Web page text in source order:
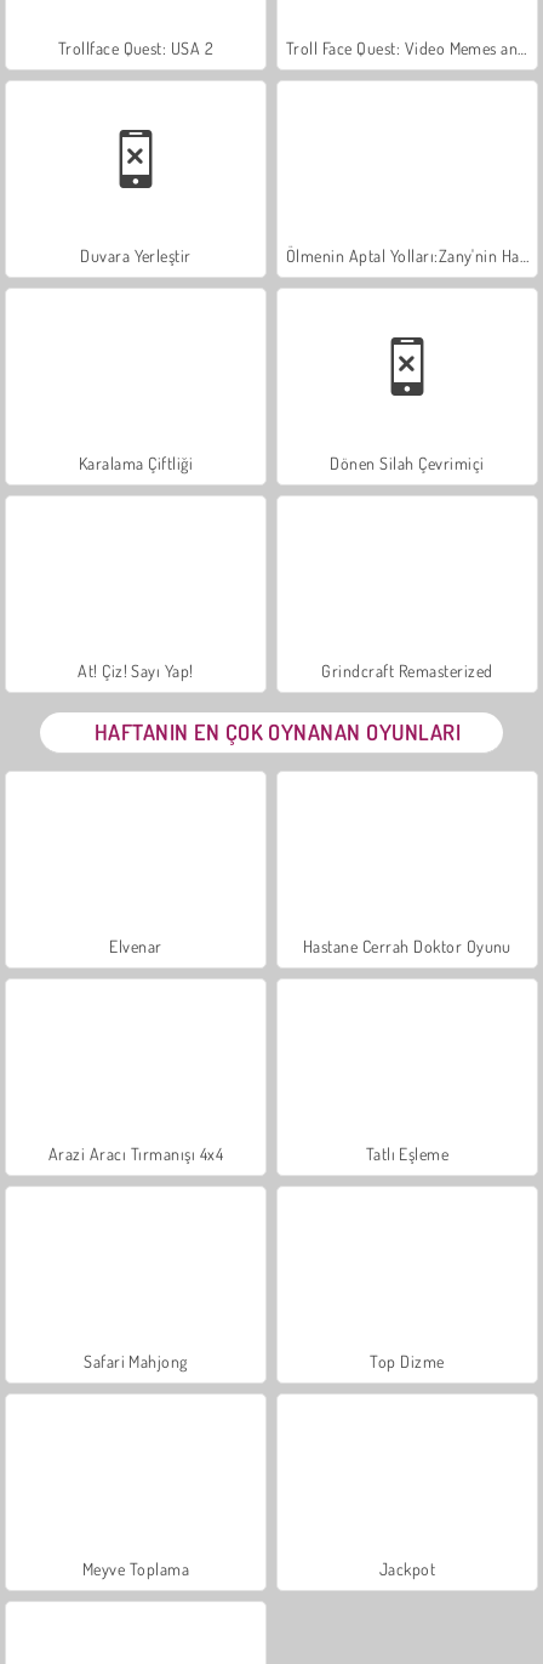
Trollface Quest: USA 2
Duvara Yerleştir
Karalama Çiftliği Dönen Silah Çevrimiçi
At! Çiz! Sayı Yap! Grindcraft Remasterized
HAFTANIN EN ÇOK OYNANAN OYUNLARI
Elvenar Hastane Cerrah Doktor Oyunu
Arazi Aracı Tırmanışı 4x4 Tatlı Eşleme
Safari Mahjong Top Dizme
Meyve Toplama Jackpot